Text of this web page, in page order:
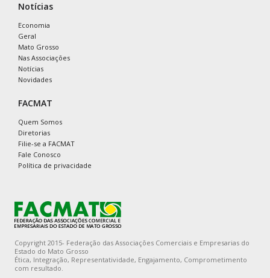
Notícias
Economia
Geral
Mato Grosso
Nas Associações
Notícias
Novidades
FACMAT
Quem Somos
Diretorias
Filie-se a FACMAT
Fale Conosco
Política de privacidade
Copyright 2015- Federação das Associações Comerciais e Empresarias do
Estado do Mato Grosso
Ética, Integração, Representatividade, Engajamento, Comprometimento
com resultado.